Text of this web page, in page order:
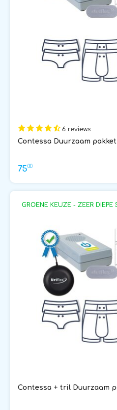
6 reviews
Contessa Duurzaam
7500
GROENE KEUZE - ZEER DIEPE
Contessa + tril Duurzaam